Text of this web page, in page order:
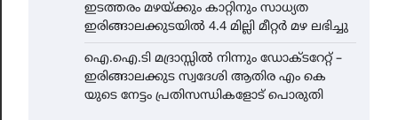
ഇടത്തരം മഴയ്ക്കും കാറ്റിനും സാധ്യത
ഇരിങ്ങാലക്കുടയിൽ 4.4 മില്ലി മീറ്റർ മഴ ലഭിച്ചു
ഐ.ഐ.ടി മദ്രാസ്സിൽ നിന്നും ഡോക്ടറേറ്റ് –
ഇരിങ്ങാലക്കുട സ്വദേശി ആതിര എം കെ
യുടെ നേട്ടം പ്രതിസന്ധികളോട് പൊരുതി